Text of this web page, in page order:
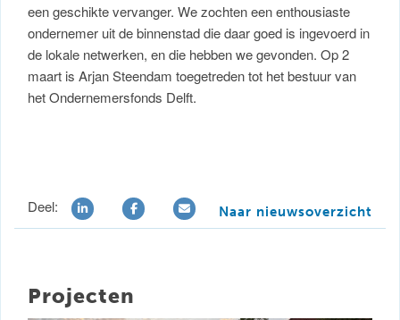
een geschikte vervanger. We zochten een enthousiaste
ondernemer uit de binnenstad die daar goed is ingevoerd in
de lokale netwerken, en die hebben we gevonden. Op 2
maart is Arjan Steendam toegetreden tot het bestuur van
het Ondernemersfonds Delft.
Deel: Naar nieuwsoverzicht
Projecten